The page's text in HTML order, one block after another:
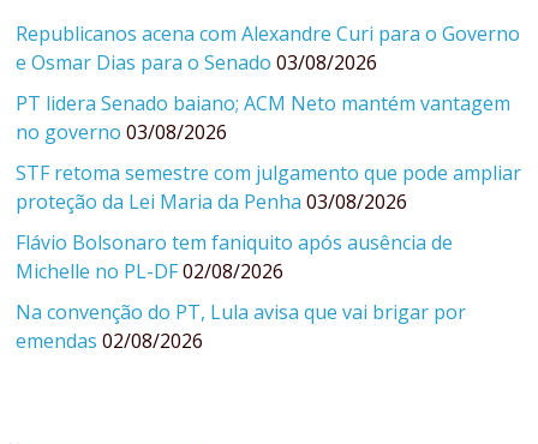
Republicanos acena com Alexandre Curi para o Governo
e Osmar Dias para o Senado 03/08/2026
PT lidera Senado baiano; ACM Neto mantém vantagem
no governo 03/08/2026
STF retoma semestre com julgamento que pode ampliar
proteção da Lei Maria da Penha 03/08/2026
Flávio Bolsonaro tem faniquito após ausência de
Michelle no PL-DF02/08/2026
Na convenção do PT, Lula avisa que vai brigar por
emendas 02/08/2026